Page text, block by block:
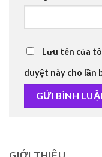
Lưu tên của
duyệt này cho lần